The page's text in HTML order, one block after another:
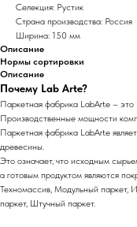
Селекция: Рустик
Страна производства: Россия
Ширина: 150 мм
Описание
Нормы сортировки
Описание
Почему Lab Arte?
Паркетная фабрика LabArte – это
Производственные мощности
Паркетная фабрика LabArte
древесины.
Это означает, что исходным
а готовым продуктом являются
Техномассив, Модульный паркет,
паркет, Штучный паркет.